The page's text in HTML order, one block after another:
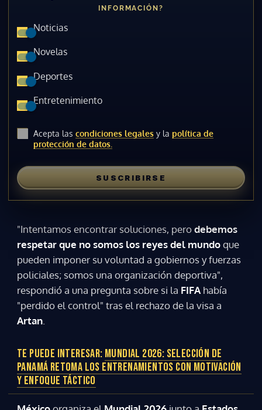
INFORMACIÓN?
Noticias
Novelas
Deportes
Entretenimiento
Acepta las condiciones legales y la política de
protección de datos.
SUSCRIBIRSE
"Intentamos encontrar soluciones, perodebemos
respetar que no somos los reyes del mundoque
pueden imponer su voluntad a gobiernos y fuerzas
policiales; somos una organización deportiva",
respondió a una pregunta sobre si la FIFAhabía
"perdido el control" tras el rechazo de la visa a
Artan.
TE PUEDE INTERESAR: MUNDIAL 2026: SELECCIÓN DE
PANAMÁ RETOMA LOS ENTRENAMIENTOS CON MOTIVACIÓN
Y ENFOQUE TÁCTICO